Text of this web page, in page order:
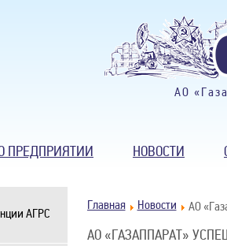
АО
ПРЕДПРИЯТИИ НОВОСТИ
АГРС
Главная Новости АО
АО «ГАЗАППАРАТ»